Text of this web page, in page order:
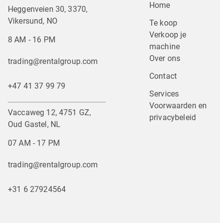
Heggenveien 30, 3370,
Vikersund, NO
8 AM - 16 PM
trading@rentalgroup.com
+47 41 37 99 79
Vaccaweg 12, 4751 GZ,
Oud Gastel, NL
07 AM - 17 PM
trading@rentalgroup.com
+31 6 27924564
Home
Te koop
Verkoop je
machine
Over ons
Contact
Services
Voorwaarden en
privacybeleid